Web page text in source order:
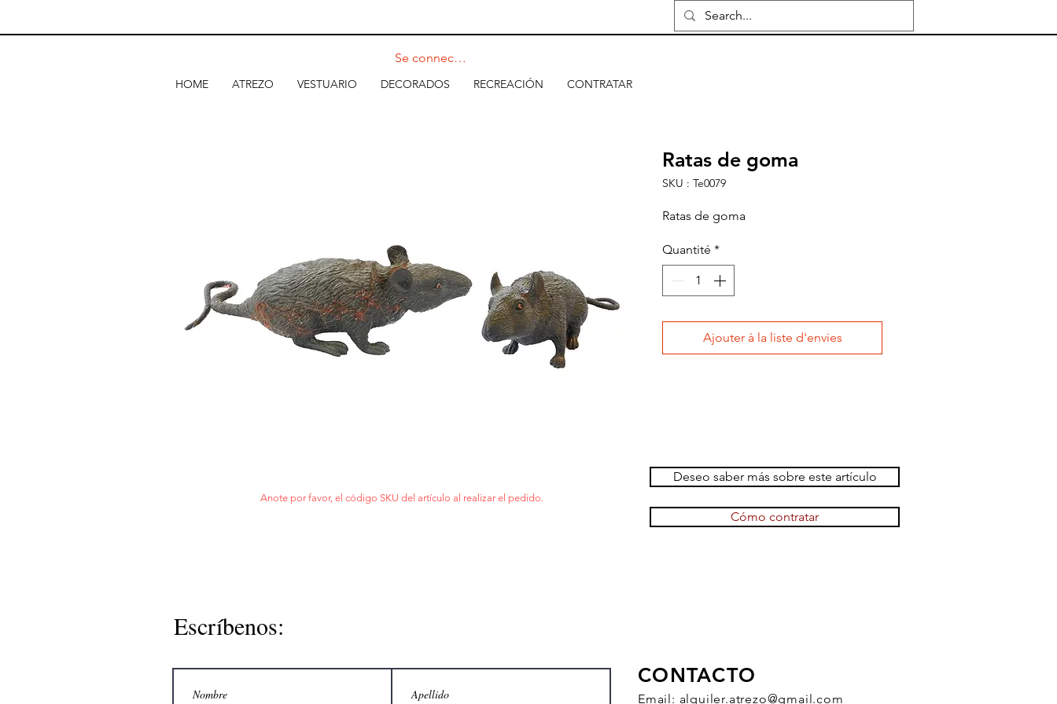
HOME ATREZO VESTUARIO DECORADOS RECREACIÓN CONTRATAR
Se connecter
Ratas de goma
SKU : Te0079
Ratas de goma
Quantité *
Ajouter à la liste d'envies
Deseo saber más sobre este artículo
Anote por favor, el código SKU del artículo al realizar el pedido.
Cómo contratar
Escríbenos:
CONTACTO
Email: alquiler.atrezo@gmail.com